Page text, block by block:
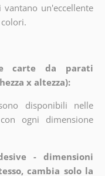
un'eccellente
carte da parati
x altezza):
disponibili nelle
ogni dimensione
- dimensioni
cambia solo la